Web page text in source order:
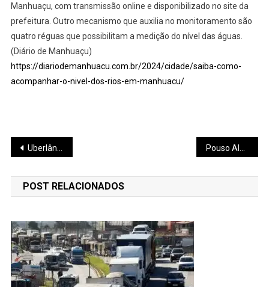
Manhuaçu, com transmissão online e disponibilizado no site da
prefeitura. Outro mecanismo que auxilia no monitoramento são
quatro réguas que possibilitam a medição do nível das águas.
(Diário de Manhuaçu)
https://diariodemanhuacu.com.br/2024/cidade/saiba-como-
acompanhar-o-nivel-dos-rios-em-manhuacu/
Navegação
de
Post
Uberlândia viabiliza corredor da BR 050
POST RELACIONADOS